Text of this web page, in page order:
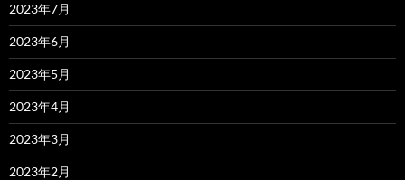
2023年7月
2023年6月
2023年5月
2023年4月
2023年3月
2023年2月